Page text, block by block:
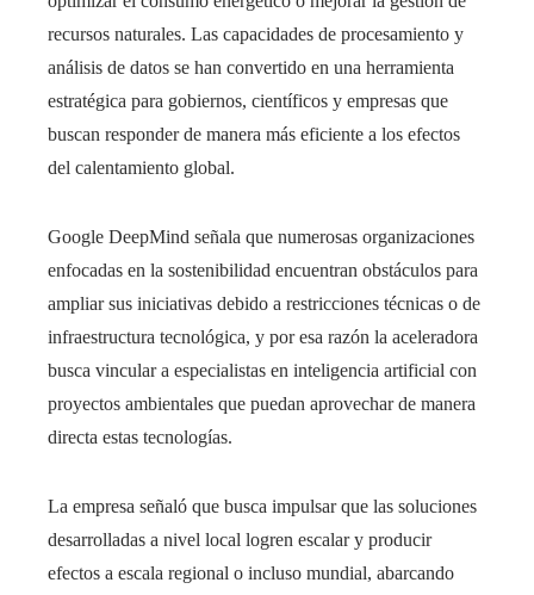
recursos naturales. Las capacidades de procesamiento y
análisis de datos se han convertido en una herramienta
estratégica para gobiernos, científicos y empresas que
buscan responder de manera más eficiente a los efectos
del calentamiento global.
Google DeepMind señala que numerosas organizaciones
enfocadas en la sostenibilidad encuentran obstáculos para
ampliar sus iniciativas debido a restricciones técnicas o de
infraestructura tecnológica, y por esa razón la aceleradora
busca vincular a especialistas en inteligencia artificial con
proyectos ambientales que puedan aprovechar de manera
directa estas tecnologías.
La empresa señaló que busca impulsar que las soluciones
desarrolladas a nivel local logren escalar y producir
efectos a escala regional o incluso mundial, abarcando